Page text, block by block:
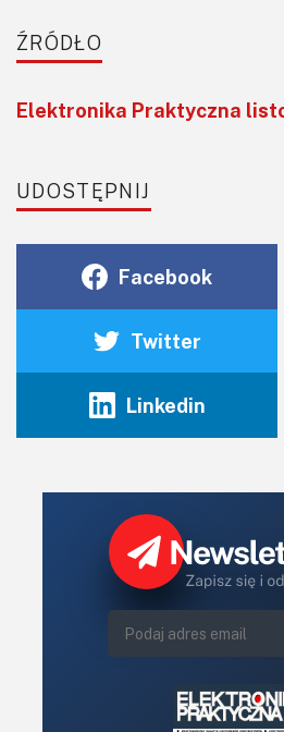
ŹRÓDŁO
Elektronika Praktyczna
UDOSTĘPNIJ
Facebook
Twitter
Linkedin